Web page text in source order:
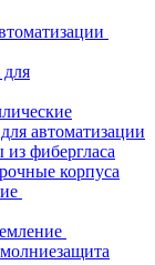
автоматизации
фибергласа
корпуса